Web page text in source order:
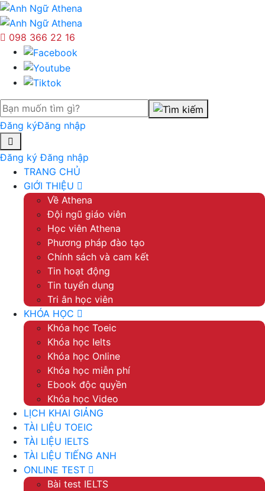
098 366 22 16
Đăng kýĐăng nhập
Đăng ký Đăng nhập
TRANG CHỦ
GIỚI THIỆU
Về Athena
Đội ngũ giáo viên
Học viên Athena
Phương pháp đào tạo
Chính sách và cam kết
Tin hoạt động
Tin tuyển dụng
Tri ân học viên
KHÓA HỌC
Khóa học Toeic
Khóa học Ielts
Khóa học Online
Khóa học miễn phí
Ebook độc quyền
Khóa học Video
LỊCH KHAI GIẢNG
TÀI LIỆU TOEIC
TÀI LIỆU IELTS
TÀI LIỆU TIẾNG ANH
ONLINE TEST
Bài test IELTS